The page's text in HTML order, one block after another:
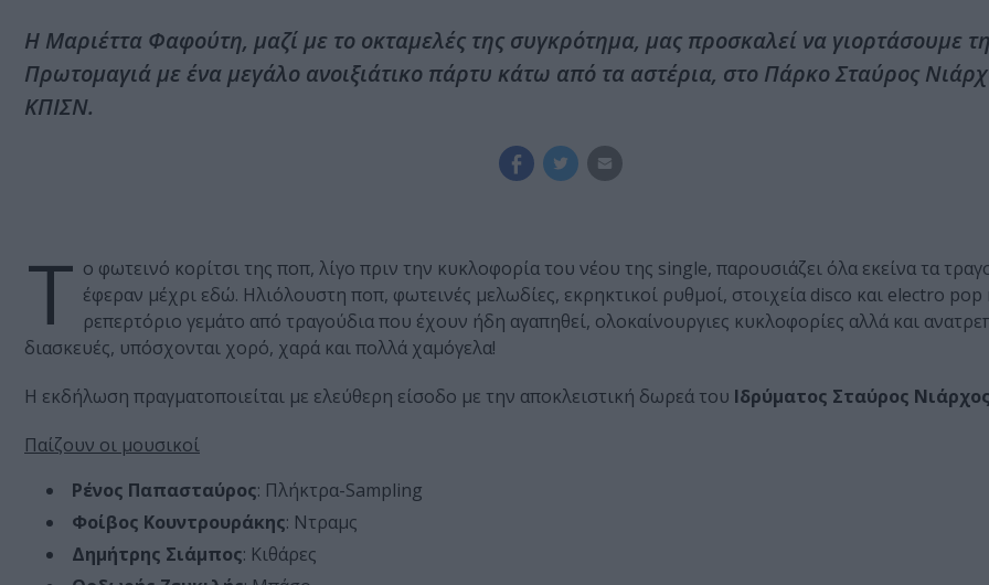
Η Μαριέττα Φαφούτη, μαζί με το οκταμελές της συγκρότημα, μας προσκαλεί να γιορτάσουμε
Πρωτομαγιά με ένα μεγάλο ανοιξιάτικο πάρτυ κάτω από τα αστέρια, στο Πάρκο Σταύρος
ΚΠΙΣΝ.
Τ ο φωτεινό κορίτσι της ποπ, λίγο πριν την κυκλοφορία του νέου της single, παρουσιάζει όλα εκείνα τα
έφεραν μέχρι εδώ. Ηλιόλουστη ποπ, φωτεινές μελωδίες, εκρηκτικοί ρυθμοί, στοιχεία disco και electro pop
ρεπερτόριο γεμάτο από τραγούδια που έχουν ήδη αγαπηθεί, ολοκαίνουργιες κυκλοφορίες αλλά και
διασκευές, υπόσχονται χορό, χαρά και πολλά χαμόγελα!
Η εκδήλωση πραγματοποιείται με ελεύθερη είσοδο με την αποκλειστική δωρεά του Ιδρύματος Σταύρος
Παίζουν οι μουσικοί
Ρένος Παπασταύρος: Πλήκτρα-Sampling
Φοίβος Κουντρουράκης: Ντραμς
Δημήτρης Σιάμπος: Κιθάρες